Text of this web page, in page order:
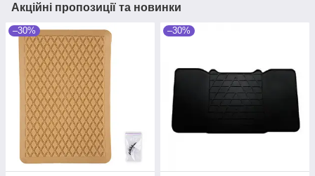
Акційні пропозиції та новинки
–30% –30%